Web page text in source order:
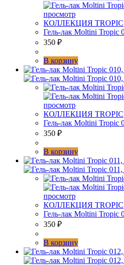
просмотр
КОЛЛЕКЦИЯ TROPIC
Гель-лак Moltini Tropic
350 ₽
В корзину
просмотр
КОЛЛЕКЦИЯ TROPIC
Гель-лак Moltini Tropic
350 ₽
В корзину
просмотр
КОЛЛЕКЦИЯ TROPIC
Гель-лак Moltini Tropic
350 ₽
В корзину